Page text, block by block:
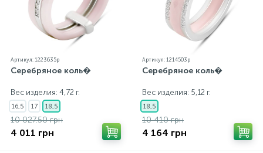
Артикул: 1223635p
Серебряное коль�
Вес изделия: 4,72 г.
16,5 17 18,5
10 027.50 грн
4 011 грн
Артикул: 1214503p
Серебряное коль�
Вес изделия: 5,12 г.
18,5
10 410 грн
4 164 грн